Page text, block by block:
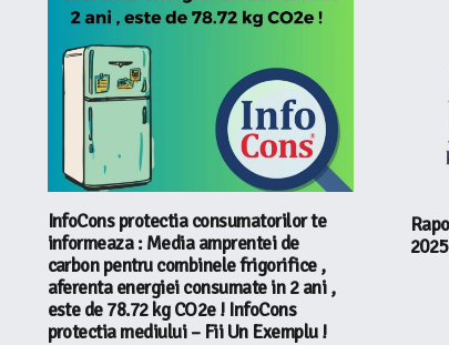
InfoCons protectia consumatorilor te
informeaza : Media amprentei de
carbon pentru combinele frigorifice ,
aferenta energiei consumate in 2 ani ,
este de 78.72 kg CO2e ! InfoCons
protectia mediului – Fii Un Exemplu !
2025